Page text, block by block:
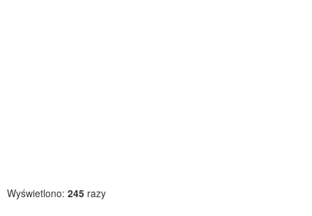
Wyświetlono: 245 razy